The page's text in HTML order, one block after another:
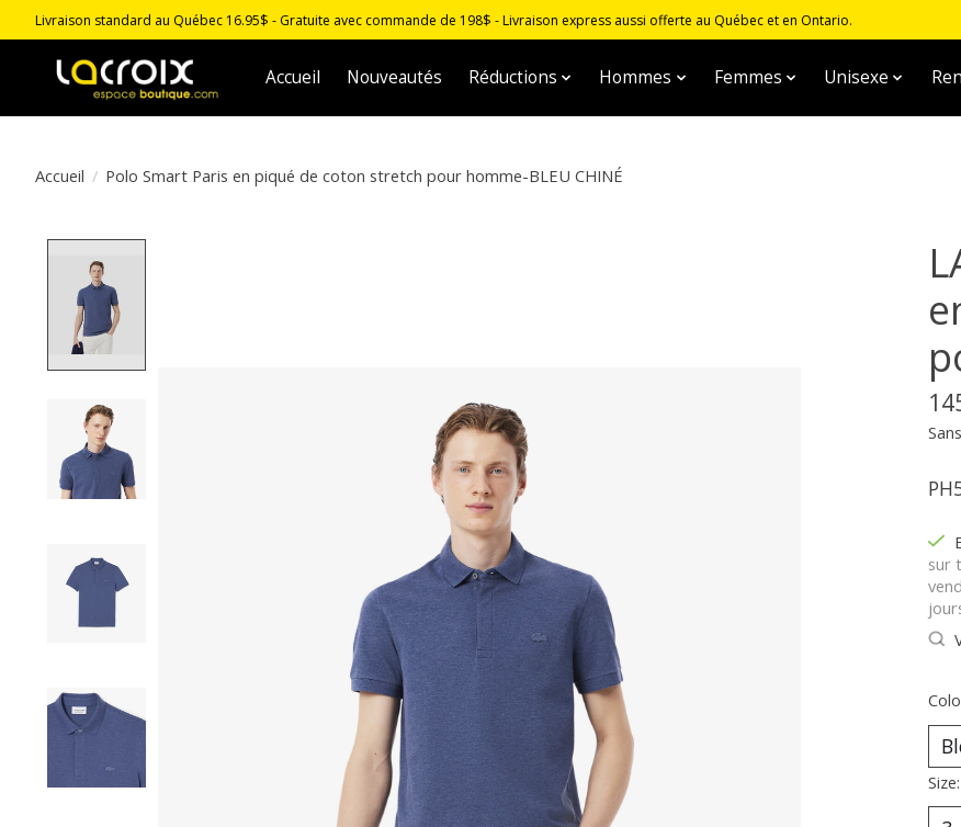
Livraison standard au Québec 16.95$ - Gratuite avec commande de 198$ - Livraison express aussi offerte au Québec et en Ontario.
Accueil Nouveautés Réductions Hommes Femmes Unisexe
Accueil / Polo Smart Paris en piqué de coton stretch pour homme-BLEU CHINÉ
sur
Size: